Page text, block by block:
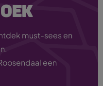
must-sees en
een